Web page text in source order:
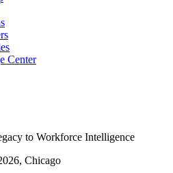
Center
to Workforce Intelligence
Chicago